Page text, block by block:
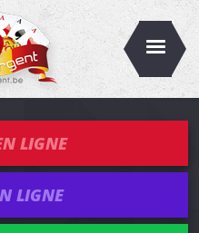
LIGNE
LIGNE